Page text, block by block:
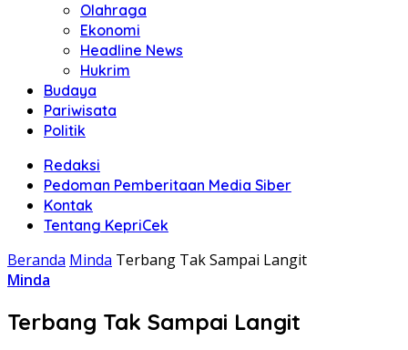
Olahraga
Ekonomi
Headline News
Hukrim
Budaya
Pariwisata
Politik
Redaksi
Pedoman Pemberitaan Media Siber
Kontak
Tentang KepriCek
Beranda Minda Terbang Tak Sampai Langit
Minda
Terbang Tak Sampai Langit